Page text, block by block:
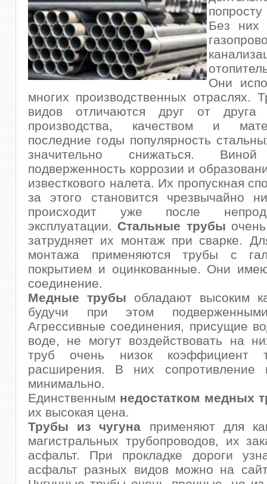
Без
Они
многих производственных отраслях.
видов отличаются друг от друга
производства, качеством и
последние годы популярность
значительно снижаться.
подверженность коррозии и
известкового налета. Их пропускная
за этого становится чрезвычайно
происходит уже после
эксплуатации. Стальные трубы
затрудняет их монтаж при сварке.
монтажа применяются трубы с
покрытием и оцинкованные. Они
соединение.
Медные трубы обладают высоким
будучи при этом
Агрессивные соединения, присущие
воде, не могут воздействовать на
труб очень низок коэффициент
расширения. В них сопротивление
минимально.
Единственным недостатком медных
их высокая цена.
Трубы из чугуна применяют для
магистральных трубопроводов, их
асфальт. При прокладке дороги
асфальт разных видов можно на